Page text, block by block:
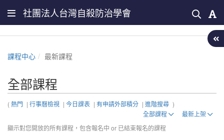
社團法人台灣自殺防治學會
課程中心 最新課程
全部課程
(熱門 | 行事曆檢視 | 今日課表 | 有申請外部積分 | 進階搜尋 )
全部課程
最新上架
顯示對您開放的所有課程，包含報名中 or 已結束報名的課程